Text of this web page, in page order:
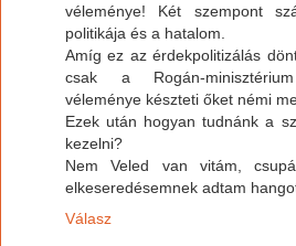
véleménye! Két szempont
politikája és a hatalom.
Amíg ez az érdekpolitizálás
csak a Rogán-
véleménye készteti őket némi
Ezek után hogyan tudnánk a
kezelni?
Nem Veled van vitám,
elkeseredésemnek adtam
Válasz